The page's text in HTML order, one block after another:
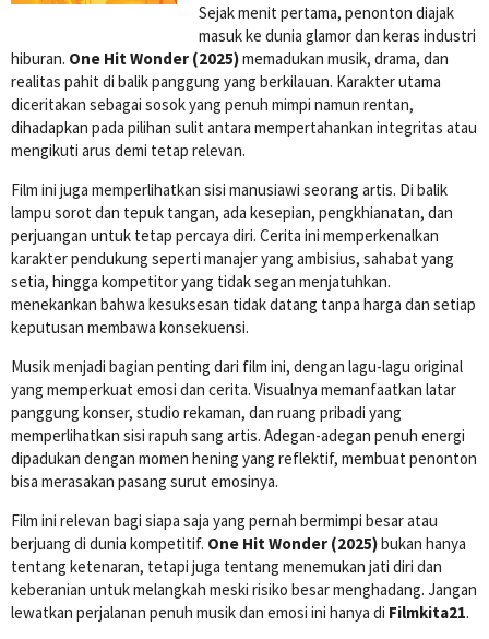
Sejak menit pertama, penonton diajak
masuk ke dunia glamor dan keras industri
hiburan. One Hit Wonder (2025)memadukan musik, drama, dan
realitas pahit di balik panggung yang berkilauan. Karakter utama
diceritakan sebagai sosok yang penuh mimpi namun rentan,
dihadapkan pada pilihan sulit antara mempertahankan integritas atau
mengikuti arus demi tetap relevan.
Film ini juga memperlihatkan sisi manusiawi seorang artis. Di balik
lampu sorot dan tepuk tangan, ada kesepian, pengkhianatan, dan
perjuangan untuk tetap percaya diri. Cerita ini memperkenalkan
karakter pendukung seperti manajer yang ambisius, sahabat yang
setia, hingga kompetitor yang tidak segan menjatuhkan.
menekankan bahwa kesuksesan tidak datang tanpa harga dan setiap
keputusan membawa konsekuensi.
Musik menjadi bagian penting dari film ini, dengan lagu-lagu original
yang memperkuat emosi dan cerita. Visualnya memanfaatkan latar
panggung konser, studio rekaman, dan ruang pribadi yang
memperlihatkan sisi rapuh sang artis. Adegan-adegan penuh energi
dipadukan dengan momen hening yang reflektif, membuat penonton
bisa merasakan pasang surut emosinya.
Film ini relevan bagi siapa saja yang pernah bermimpi besar atau
berjuang di dunia kompetitif. One Hit Wonder (2025)bukan hanya
tentang ketenaran, tetapi juga tentang menemukan jati diri dan
keberanian untuk melangkah meski risiko besar menghadang. Jangan
lewatkan perjalanan penuh musik dan emosi ini hanya di Filmkita21.